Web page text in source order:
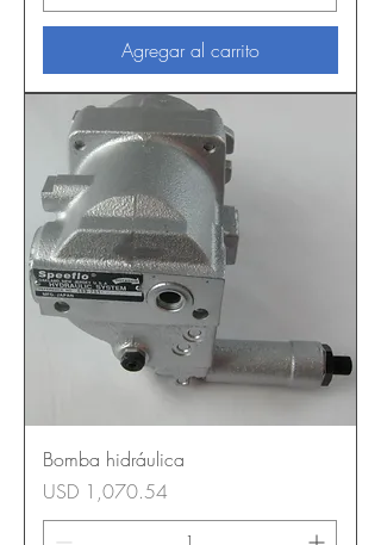
Agregar al carrito
Bomba hidráulica
Precio
USD 1,070.54